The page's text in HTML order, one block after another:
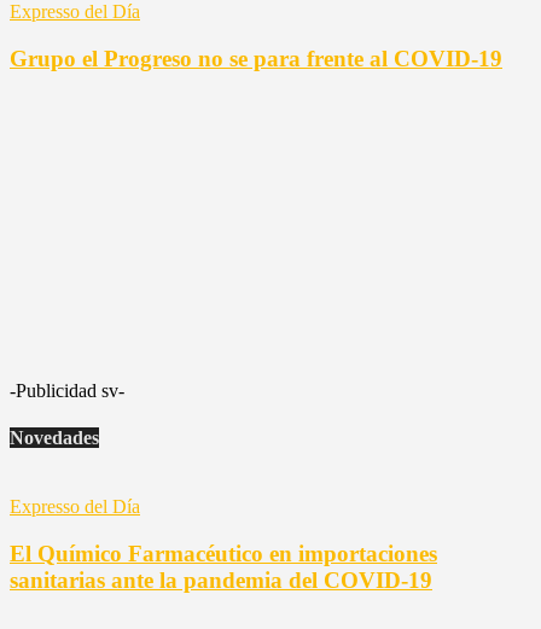
Expresso del Día
Grupo el Progreso no se para frente al COVID-19
-Publicidad sv-
Novedades
Expresso del Día
El Químico Farmacéutico en importaciones
sanitarias ante la pandemia del COVID-19